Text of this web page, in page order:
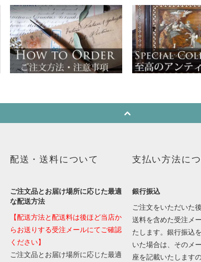
配送・送料について
ご注文品とお届け場所に応じた最適
な配送方法
【配送方法と配送料は後ほど当店か
らお送りする受注メールにてご確認
ください】
ご注文品とお届け場所に応じた最適
支払い方法に
銀行振込
ご注文をいただいた
送料を含めた受注メ
たします。銀行振込
いた場合は、そのメ
座を記載いたします